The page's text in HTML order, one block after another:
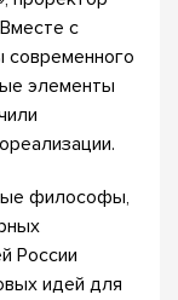
с
современного
элементы
философы,
России
идей для